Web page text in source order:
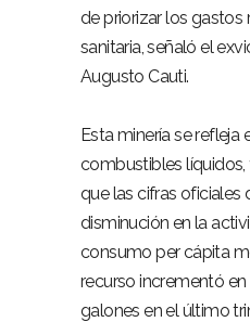
de priorizar los gastos
sanitaria, señaló el
Augusto Cauti.
Esta minería se refleja
combustibles líquidos,
que las cifras oficiales
disminución en la
consumo per cápita
recurso incrementó en
galones en el último